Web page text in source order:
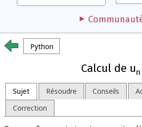
Python
Calcul de un
Sujet Résoudre Conseils
Correction